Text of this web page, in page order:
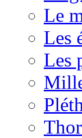
Le
Les
Les